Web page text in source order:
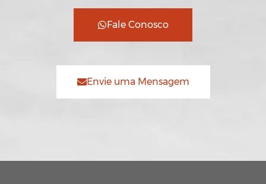
Fale Conosco
Envie uma Mensagem